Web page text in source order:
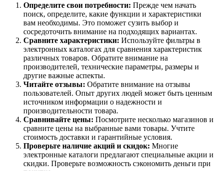
Определите свои потребности: Прежде чем начать
поиск, определите, какие функции и характеристики
вам необходимы. Это поможет сузить выбор и
сосредоточить внимание на подходящих вариантах.
Сравните характеристики: Используйте фильтры в
электронных каталогах для сравнения характеристик
различных товаров. Обратите внимание на
производителей, технические параметры, размеры и
другие важные аспекты.
Читайте отзывы: Обратите внимание на отзывы
пользователей. Опыт других людей может быть ценным
источником информации о надежности и
производительности товара.
Сравнивайте цены: Посмотрите несколько магазинов и
сравните цены на выбранные вами товары. Учтите
стоимость доставки и гарантийные условия.
Проверьте наличие акций и скидок: Многие
электронные каталоги предлагают специальные акции и
скидки. Проверьте возможность сэкономить деньги при